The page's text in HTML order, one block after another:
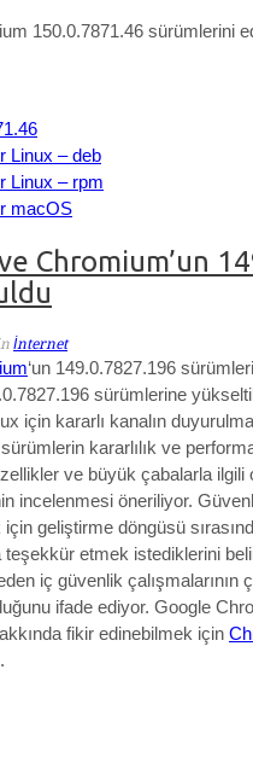
150.0.7871.46 sürümlerini
Linux – deb
Linux – rpm
macOS
Chromium’un
İnternet
‘un 149.0.7827.196
sürümlerine
için kararlı kanalın
kararlılık ve
ve büyük çabalarla
incelenmesi öneriliyor.
geliştirme döngüsü
teşekkür etmek istediklerini
iç güvenlik çalışmalarının
ifade ediyor. Google
fikir edinebilmek için